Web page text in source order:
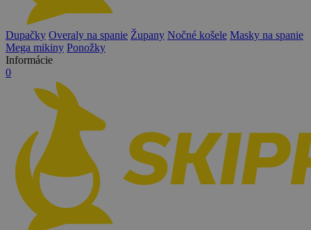
Dupačky Overaly na spanie Župany Nočné košele Masky na spanie
Mega mikiny Ponožky
Informácie
0